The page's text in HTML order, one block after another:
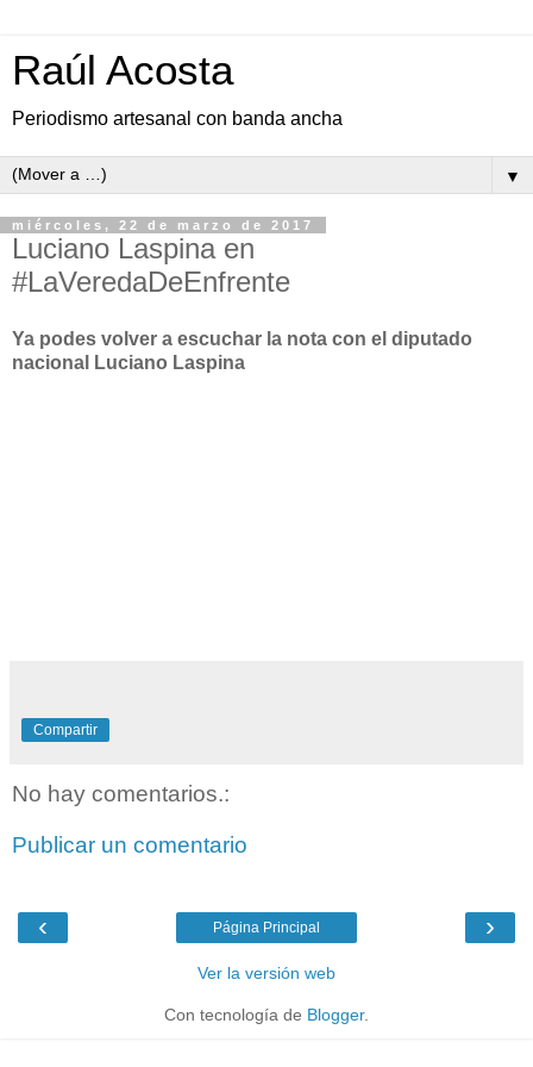
Raúl Acosta
Periodismo artesanal con banda ancha
▼
miércoles, 22 de marzo de 2017
Luciano Laspina en
#LaVeredaDeEnfrente
Ya podes volver a escuchar la nota con el diputado
nacional Luciano Laspina
Compartir
No hay comentarios.:
Publicar un comentario
‹ ›
Página Principal
Ver la versión web
Con tecnología de Blogger.